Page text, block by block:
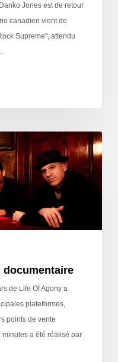
Jones est de retour
canadien vient de
Supreme", attendu
documentaire
de Life Of Agony a
plateformes,
points de vente
a été réalisé par